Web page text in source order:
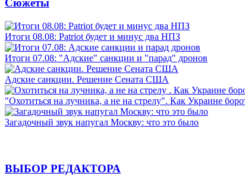
Сюжеты
Итоги 08.08: Patriot будет и минус два НПЗ
Итоги 07.08: "Адские" санкции и "парад" дронов
Адские санкции. Решение Сената США
"Охотиться на лучника, а не на стрелу". Как Украине
Загадочный звук напугал Москву: что это было
ВЫБОР РЕДАКТОРА